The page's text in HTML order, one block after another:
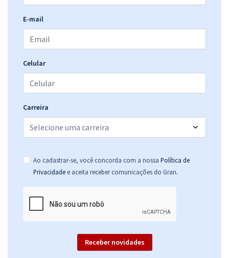
E-mail
Celular
Carreira
Ao cadastrar-se, você concorda com a nossa Política de
Privacidade e aceita receber comunicações do Gran.
Receber novidades